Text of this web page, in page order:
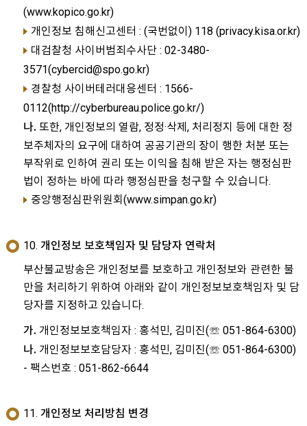
(www.kopico.go.kr)
개인정보 침해신고센터 : (국번없이) 118 (privacy.kisa.or.kr)
대검찰청 사이버범죄수사단 : 02-3480-
3571(cybercid@spo.go.kr)
경찰청 사이버테러대응센터 : 1566-
0112(http://cyberbureau.police.go.kr/)
나. 또한, 개인정보의 열람, 정정·삭제, 처리정지 등에 대한 정
보주체자의 요구에 대하여 공공기관의 장이 행한 처분 또는
부작위로 인하여 권리 또는 이익을 침해 받은 자는 행정심판
법이 정하는 바에 따라 행정심판을 청구할 수 있습니다.
중앙행정심판위원회(www.simpan.go.kr)
10. 개인정보 보호책임자 및 담당자 연락처
부산불교방송은 개인정보를 보호하고 개인정보와 관련한 불
만을 처리하기 위하여 아래와 같이 개인정보보호책임자 및 담
당자를 지정하고 있습니다.
가. 개인정보보호책임자 : 홍석민, 김미진(☏ 051-864-6300)
나. 개인정보보호담당자 : 홍석민, 김미진(☏ 051-864-6300)
- 팩스번호 : 051-862-6644
11. 개인정보 처리방침 변경